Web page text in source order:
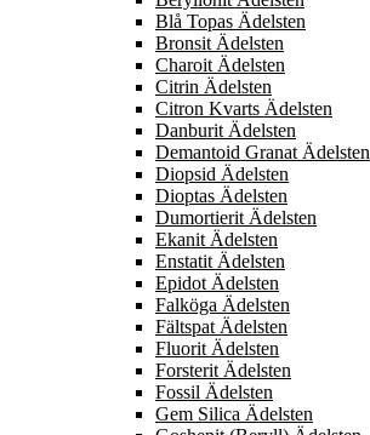
Blå Topas Ädelsten
Bronsit Ädelsten
Charoit Ädelsten
Citrin Ädelsten
Citron Kvarts Ädelsten
Danburit Ädelsten
Demantoid Granat Ädelsten
Diopsid Ädelsten
Dioptas Ädelsten
Dumortierit Ädelsten
Ekanit Ädelsten
Enstatit Ädelsten
Epidot Ädelsten
Falköga Ädelsten
Fältspat Ädelsten
Fluorit Ädelsten
Forsterit Ädelsten
Fossil Ädelsten
Gem Silica Ädelsten